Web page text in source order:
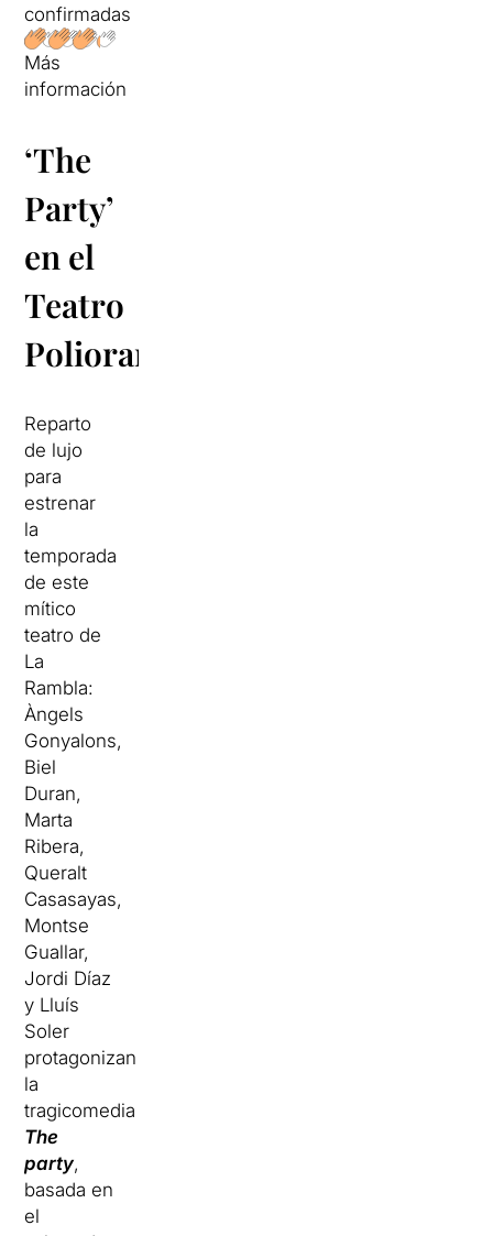
confirmadas
Más
información
‘The
Party’
en el
Teatro
Poliorama
Reparto
de lujo
para
estrenar
la
temporada
de este
mítico
teatro de
La
Rambla:
Àngels
Gonyalons,
Biel
Duran,
Marta
Ribera,
Queralt
Casasayas,
Montse
Guallar,
Jordi Díaz
y Lluís
Soler
protagonizan
la
tragicomedia
The
party,
basada en
el